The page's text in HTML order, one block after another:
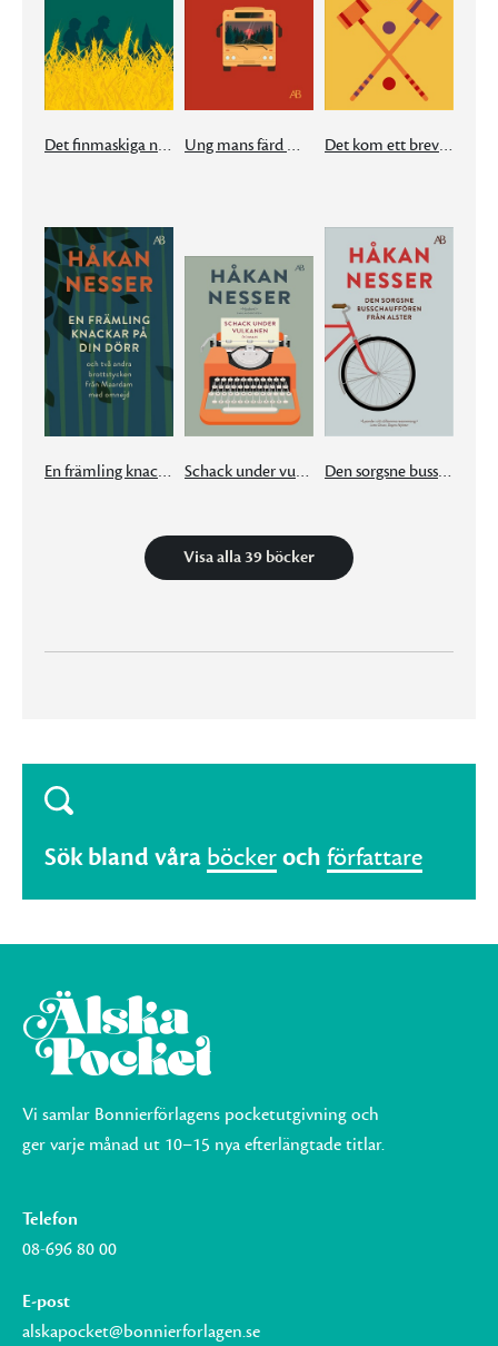
Det finmaskiga nätet Ung mans färd mot natt Det kom ett brev från München
En främling knackar på din dörr Schack under vulkanen Den sorgsne busschauffören från Alster
Visa alla 39 böcker
Sök bland våra böckeroch författare
Vi samlar Bonnierförlagens pocketutgivning och
ger varje månad ut 10–15 nya efterlängtade titlar.
Telefon
08-696 80 00
E-post
alskapocket@bonnierforlagen.se